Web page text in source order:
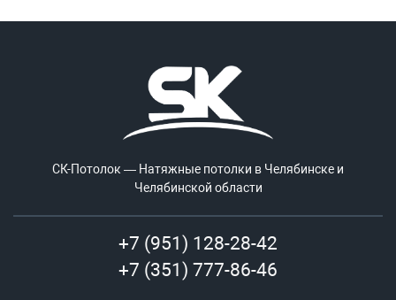
СК-Потолок — Натяжные потолки в Челябинске и
Челябинской области
+7 (951) 128-28-42
+7 (351) 777-86-46